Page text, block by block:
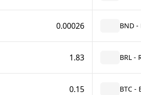
0.00026 BND
1.83 BRL -
0.15 BTC -